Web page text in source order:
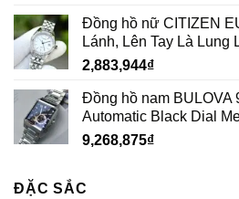
Đồng hồ nữ CITIZEN
Lánh, Lên Tay Là Lung
2,883,944₫
Đồng hồ nam BULOVA
Automatic Black Dial
9,268,875₫
ĐẶC SẮC